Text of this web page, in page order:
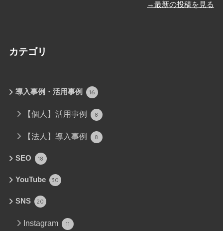
→最新の投稿を見る
カテゴリ
導入事例・活用事例 16
【個人】活用事例 8
【法人】導入事例 8
SEO 18
YouTube 30
SNS 20
Instagram 11